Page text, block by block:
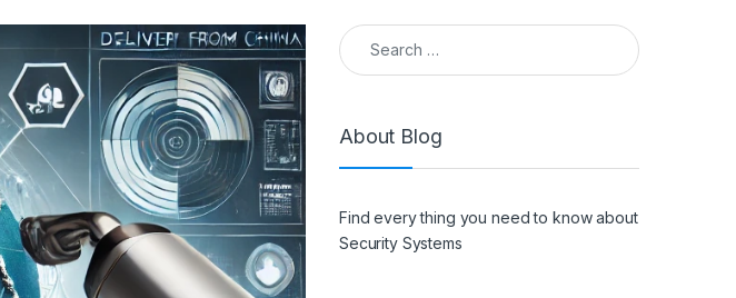
Search for:
About Blog
Find every thing you need to know about
Security Systems